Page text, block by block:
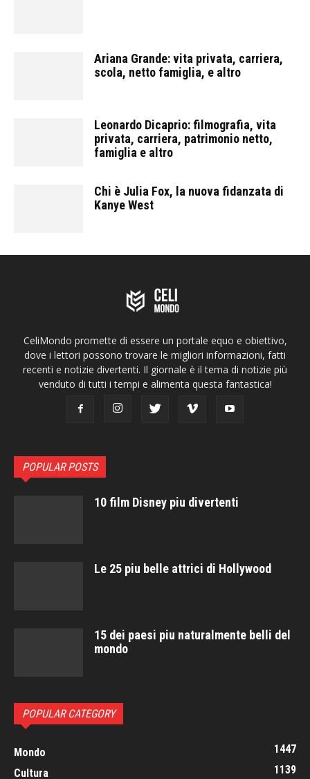
Ariana Grande: vita privata, carriera,
scola, netto famiglia, e altro
Leonardo Dicaprio: filmografia, vita
privata, carriera, patrimonio netto,
famiglia e altro
Chi è Julia Fox, la nuova fidanzata di
Kanye West
CeliMondo promette di essere un portale equo e obiettivo,
dove i lettori possono trovare le migliori informazioni, fatti
recenti e notizie divertenti. Il giornale è il tema di notizie più
venduto di tutti i tempi e alimenta questa fantastica!
POPULAR POSTS
10 film Disney piu divertenti
Le 25 piu belle attrici di Hollywood
15 dei paesi piu naturalmente belli del
mondo
POPULAR CATEGORY
Mondo
1447
Cultura
1139